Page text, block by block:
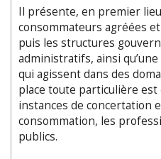
Il présente, en premier
consommateurs agréées
puis les structures
administratifs, ainsi
qui agissent dans des
place toute particulière est
instances de concertation
consommation, les
publics.